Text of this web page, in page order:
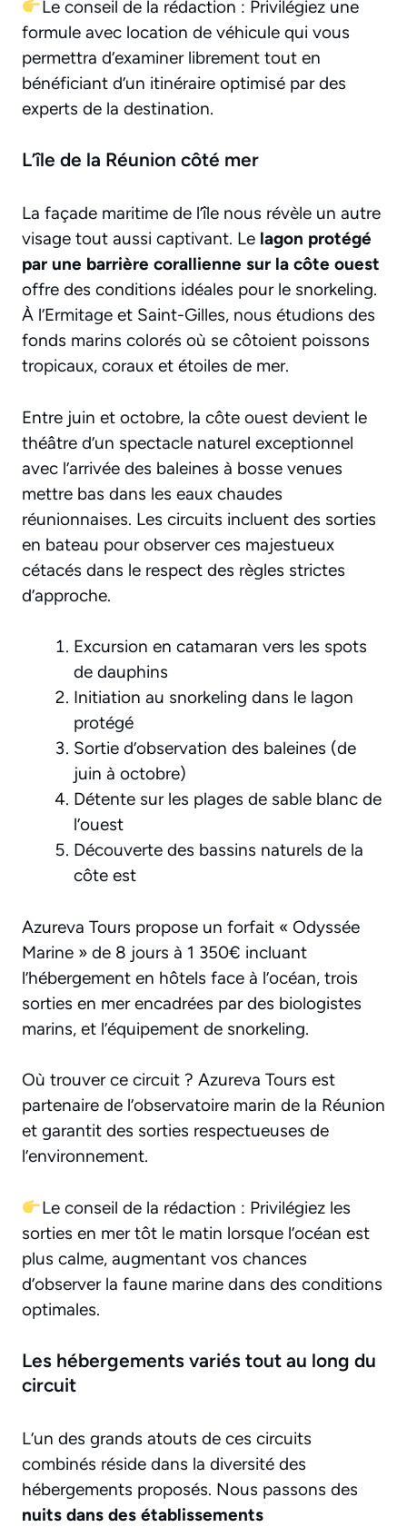
Le conseil de la rédaction : Privilégiez une
formule avec location de véhicule qui vous
permettra d’examiner librement tout en
bénéficiant d’un itinéraire optimisé par des
experts de la destination.
L’île de la Réunion côté mer
La façade maritime de l’île nous révèle un autre
visage tout aussi captivant. Le lagon protégé
par une barrière corallienne sur la côte ouest
offre des conditions idéales pour le snorkeling.
À l’Ermitage et Saint-Gilles, nous étudions des
fonds marins colorés où se côtoient poissons
tropicaux, coraux et étoiles de mer.
Entre juin et octobre, la côte ouest devient le
théâtre d’un spectacle naturel exceptionnel
avec l’arrivée des baleines à bosse venues
mettre bas dans les eaux chaudes
réunionnaises. Les circuits incluent des sorties
en bateau pour observer ces majestueux
cétacés dans le respect des règles strictes
d’approche.
Excursion en catamaran vers les spots
de dauphins
Initiation au snorkeling dans le lagon
protégé
Sortie d’observation des baleines (de
juin à octobre)
Détente sur les plages de sable blanc de
l’ouest
Découverte des bassins naturels de la
côte est
Azureva Tours propose un forfait « Odyssée
Marine » de 8 jours à 1 350€ incluant
l’hébergement en hôtels face à l’océan, trois
sorties en mer encadrées par des biologistes
marins, et l’équipement de snorkeling.
Où trouver ce circuit ? Azureva Tours est
partenaire de l’observatoire marin de la Réunion
et garantit des sorties respectueuses de
l’environnement.
Le conseil de la rédaction : Privilégiez les
sorties en mer tôt le matin lorsque l’océan est
plus calme, augmentant vos chances
d’observer la faune marine dans des conditions
optimales.
Les hébergements variés tout au long du
circuit
L’un des grands atouts de ces circuits
combinés réside dans la diversité des
hébergements proposés. Nous passons des
nuits dans des établissements